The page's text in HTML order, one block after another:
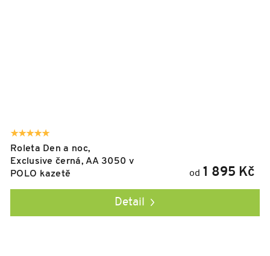
Roleta Den a noc,
Exclusive černá, AA 3050 v
POLO kazetě
od 1 895 Kč
Detail